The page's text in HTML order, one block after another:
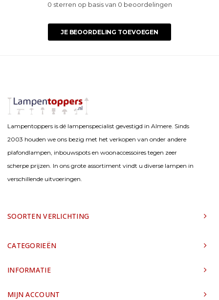
0 sterren op basis van 0 beoordelingen
JE BEOORDELING TOEVOEGEN
Lampentoppers is dé lampenspecialist gevestigd in Almere. Sinds
2003 houden we ons bezig met het verkopen van onder andere
plafondlampen, inbouwspots en woonaccessoires tegen zeer
scherpe prijzen. In ons grote assortiment vindt u diverse lampen in
verschillende uitvoeringen.
SOORTEN VERLICHTING
CATEGORIEËN
INFORMATIE
MIJN ACCOUNT